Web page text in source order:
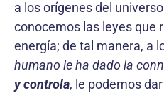
a los orígenes del
conocemos las leyes que
energía; de tal manera, a
humano le ha dado la
y controla, le podemos